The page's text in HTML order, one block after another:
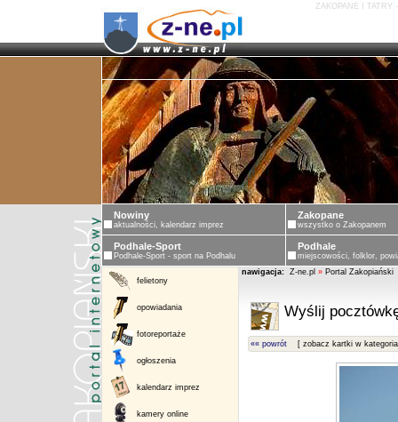
ZAKOPANE I TATRY
Nowiny
aktualności, kalendarz imprez
Zakopane
wszystko o Zakopanem
Podhale-Sport
Podhale-Sport - sport na Podhalu
Podhale
miejscowości, folklor,
felietony
opowiadania
fotoreportaże
ogłoszenia
kalendarz imprez
kamery online
nawigacja: Z-ne.pl » Portal Zakopiański
Wyślij
«« powrót [ zobacz kartki w